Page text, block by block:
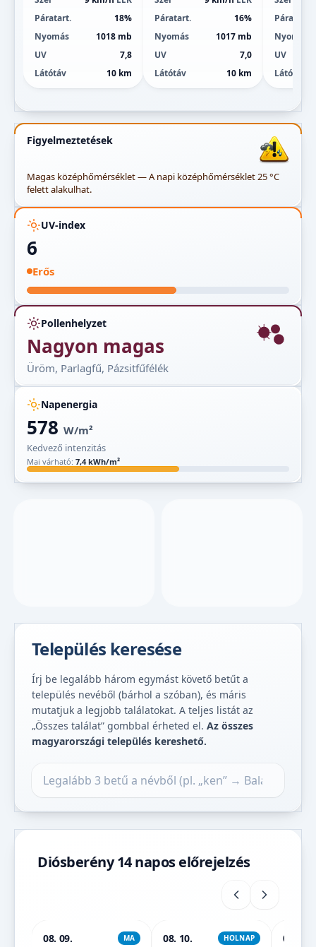
Páratart.
18%
Nyomás
1018 mb
UV
7,8
Látótáv
10 km
Páratart.
16%
Nyomás
1017 mb
UV
7,0
Látótáv
10 km
Páratart.
Nyomás
UV
Látótáv
Figyelmeztetések
Magas középhőmérséklet — A napi középhőmérséklet 25 °C
felett alakulhat.
UV-index
6
Erős
Pollenhelyzet
Nagyon magas
Üröm, Parlagfű, Pázsitfűfélék
Napenergia
578 W/m²
Kedvező intenzitás
Mai várható: 7,4 kWh/m²
Település keresése
Írj be legalább három egymást követő betűt a
település nevéből (bárhol a szóban), és máris
mutatjuk a legjobb találatokat. A teljes listát az
„Összes találat” gombbal érheted el. Az összes
magyarországi település kereshető.
Diósberény 14 napos előrejelzés
08. 09. MA 08. 10. HOLNAP 08. 11.